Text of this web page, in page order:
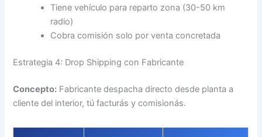
Tiene vehículo para reparto zona (30-50 km
radio)
Cobra comisión solo por venta concretada
Estrategia 4: Drop Shipping con Fabricante
Concepto: Fabricante despacha directo desde planta a
cliente del interior, tú facturás y comisionás.